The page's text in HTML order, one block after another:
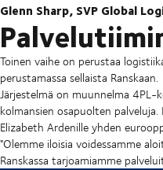
Glenn Sharp, SVP Global
Toinen vaihe on perustaa
perustamassa sellaista Ranskaan.
Järjestelmä on muunnelma
kolmansien osapuolten
Elizabeth Ardenille yhden
"Olemme iloisia voidessamme
Ranskassa tarjoamiamme